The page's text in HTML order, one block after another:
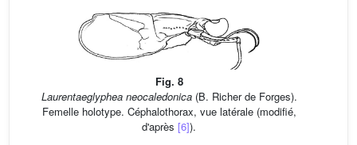
Fig. 8
Laurentaeglyphea neocaledonica(B. Richer de Forges).
Femelle holotype. Céphalothorax, vue latérale (modifié,
d'après [6]).